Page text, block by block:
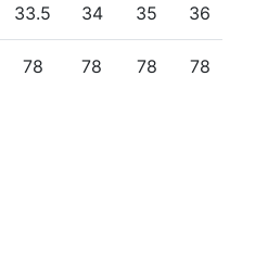
33.5 34 35 36
78 78 78 78